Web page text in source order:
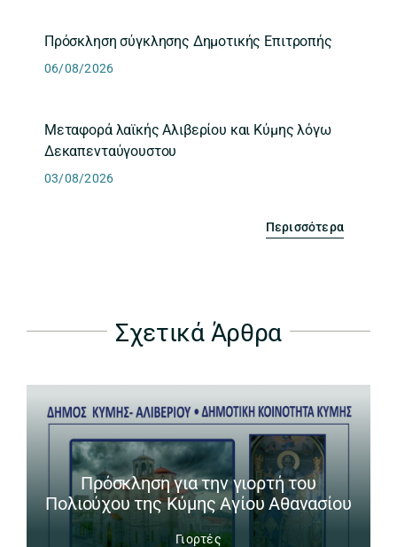
Πρόσκληση σύγκλησης Δημοτικής Επιτροπής
06/08/2026
Μεταφορά λαϊκής Αλιβερίου και Κύμης λόγω
Δεκαπενταύγουστου
03/08/2026
Περισσότερα
Σχετικά Άρθρα
Πρόσκληση για την γιορτή του
Πολιούχου της Κύμης Αγίου Αθανασίου
Γιορτές